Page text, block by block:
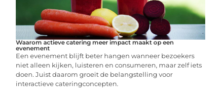
Waarom actieve catering meer impact maakt op een
evenement
Een evenement blijft beter hangen wanneer bezoekers
niet alleen kijken, luisteren en consumeren, maar zelf iets
doen. Juist daarom groeit de belangstelling voor
interactieve cateringconcepten.